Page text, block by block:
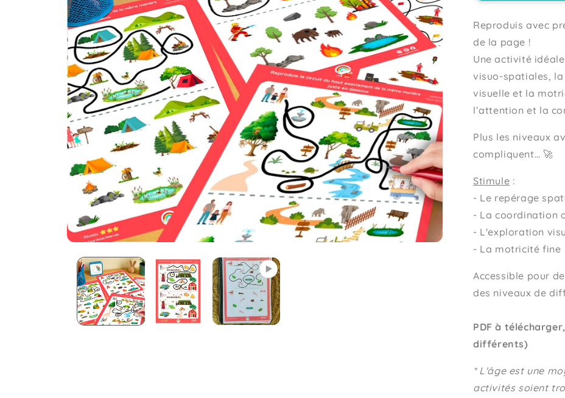
Reproduis avec
de la page !
Une activité
visuo-spatiales,
visuelle et la
l’attention et la
Plus les niveaux
compliquent… 🚀
Stimule :
- Le repérage
- La coordination
- L'exploration
- La motricité fine
Accessible pour
des niveaux de
PDF à
différents)
* L'âge est une
activités soient